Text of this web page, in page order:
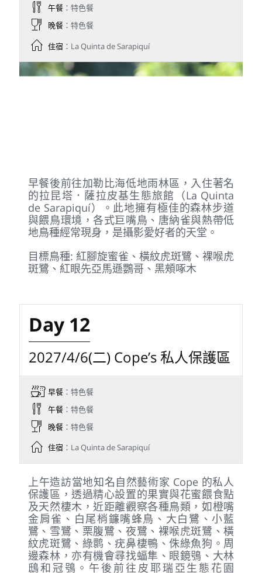
全日探索奧羅西山谷(Orosi Valley) 生態環
境，目標鳥種為極具特色且姿態優雅的日鳽
(Sunbittern)。此區溪流、森林與山谷景觀優
美，同時也是蜂鳥與多種熱帶鳥類的重要棲
地，適合悠閒拍攝與自然觀察。
2027/4/5(一) 拉昆塔．薩拉皮基
生態旅館（La Quinta de
Sarapiquí）
早餐：特色餐
晚餐：特色餐
住宿：La Quinta de Sarapiquí
早餐後前往加勒比海低地雨林區，入住著名
的拉昆塔．薩拉皮基生態旅館（La Quinta
de Sarapiquí）。此地擁有極佳的森林步道
與餵鳥環境，各式巨嘴鳥、唐納雀與熱帶低
地鳥種經常現身，是攝影愛好者的天堂。
目標鳥種: 紅腳旋蜜雀、橫紋虎斑鷺、裸喉虎
斑鷺、紅眼先亞馬遜鸚哥、黑頰啄木